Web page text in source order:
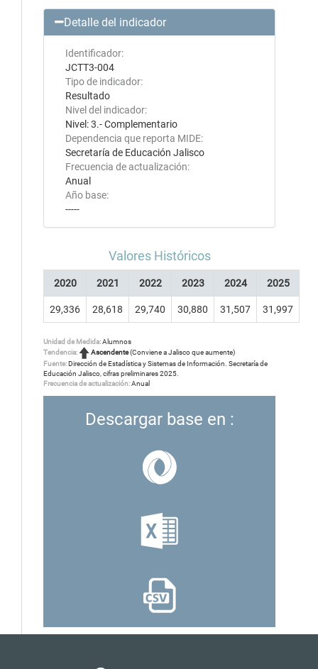
Detalle del indicador
Identificador:
JCTT3-004
Tipo de indicador:
Resultado
Nivel del indicador:
Nivel: 3.- Complementario
Dependencia que reporta MIDE:
Secretaría de Educación Jalisco
Frecuencia de actualización:
Anual
Año base:
-----
Valores Históricos
2020 2021 2022 2023 2024 2025
29,336 28,618 29,740 30,880 31,507 31,997
Unidad de Medida:Alumnos
Tendencia:
Ascendente(Conviene a Jalisco que aumente)
Fuente:Dirección de Estadística y Sistemas de Información. Secretaría de
Educación Jalisco, cifras preliminares 2025.
Frecuencia de actualización:Anual
Descargar base en :